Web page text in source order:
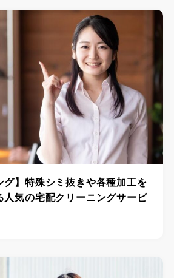
グ】特殊シミ抜きや各種加工を
人気の宅配クリーニングサービ